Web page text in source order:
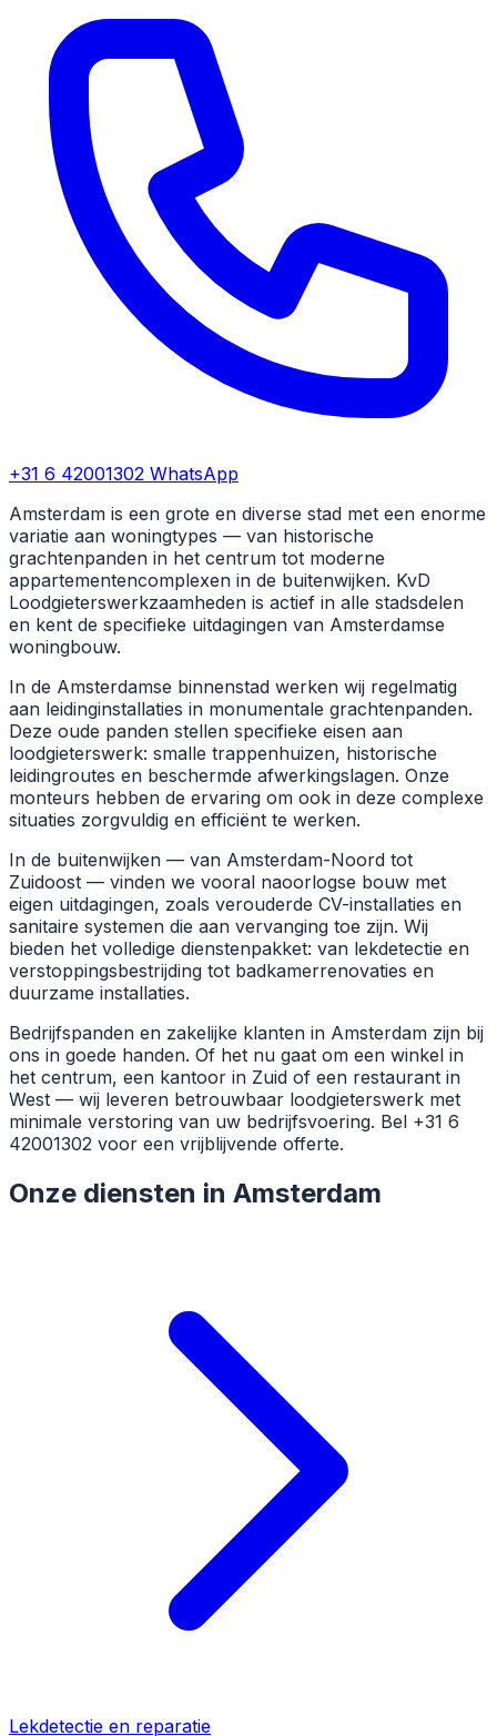
+31 6 42001302 WhatsApp
Amsterdam is een grote en diverse stad met een enorme
variatie aan woningtypes — van historische
grachtenpanden in het centrum tot moderne
appartementencomplexen in de buitenwijken. KvD
Loodgieterswerkzaamheden is actief in alle stadsdelen
en kent de specifieke uitdagingen van Amsterdamse
woningbouw.
In de Amsterdamse binnenstad werken wij regelmatig
aan leidinginstallaties in monumentale grachtenpanden.
Deze oude panden stellen specifieke eisen aan
loodgieterswerk: smalle trappenhuizen, historische
leidingroutes en beschermde afwerkingslagen. Onze
monteurs hebben de ervaring om ook in deze complexe
situaties zorgvuldig en efficiënt te werken.
In de buitenwijken — van Amsterdam-Noord tot
Zuidoost — vinden we vooral naoorlogse bouw met
eigen uitdagingen, zoals verouderde CV-installaties en
sanitaire systemen die aan vervanging toe zijn. Wij
bieden het volledige dienstenpakket: van lekdetectie en
verstoppingsbestrijding tot badkamerrenovaties en
duurzame installaties.
Bedrijfspanden en zakelijke klanten in Amsterdam zijn bij
ons in goede handen. Of het nu gaat om een winkel in
het centrum, een kantoor in Zuid of een restaurant in
West — wij leveren betrouwbaar loodgieterswerk met
minimale verstoring van uw bedrijfsvoering. Bel +31 6
42001302 voor een vrijblijvende offerte.
Onze diensten in Amsterdam
Lekdetectie en reparatie